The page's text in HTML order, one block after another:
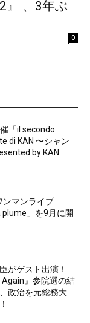
』 、3年ぶ
0
「il secondo
di KAN 〜シャン
by KAN
ンマンライブ
plume」を9月に開
がゲスト出演！
』参院選の結
政治を元総務大